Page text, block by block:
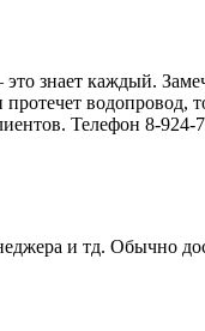
знает каждый.
водопровод,
Телефон 8-924-
и тд. Обычно